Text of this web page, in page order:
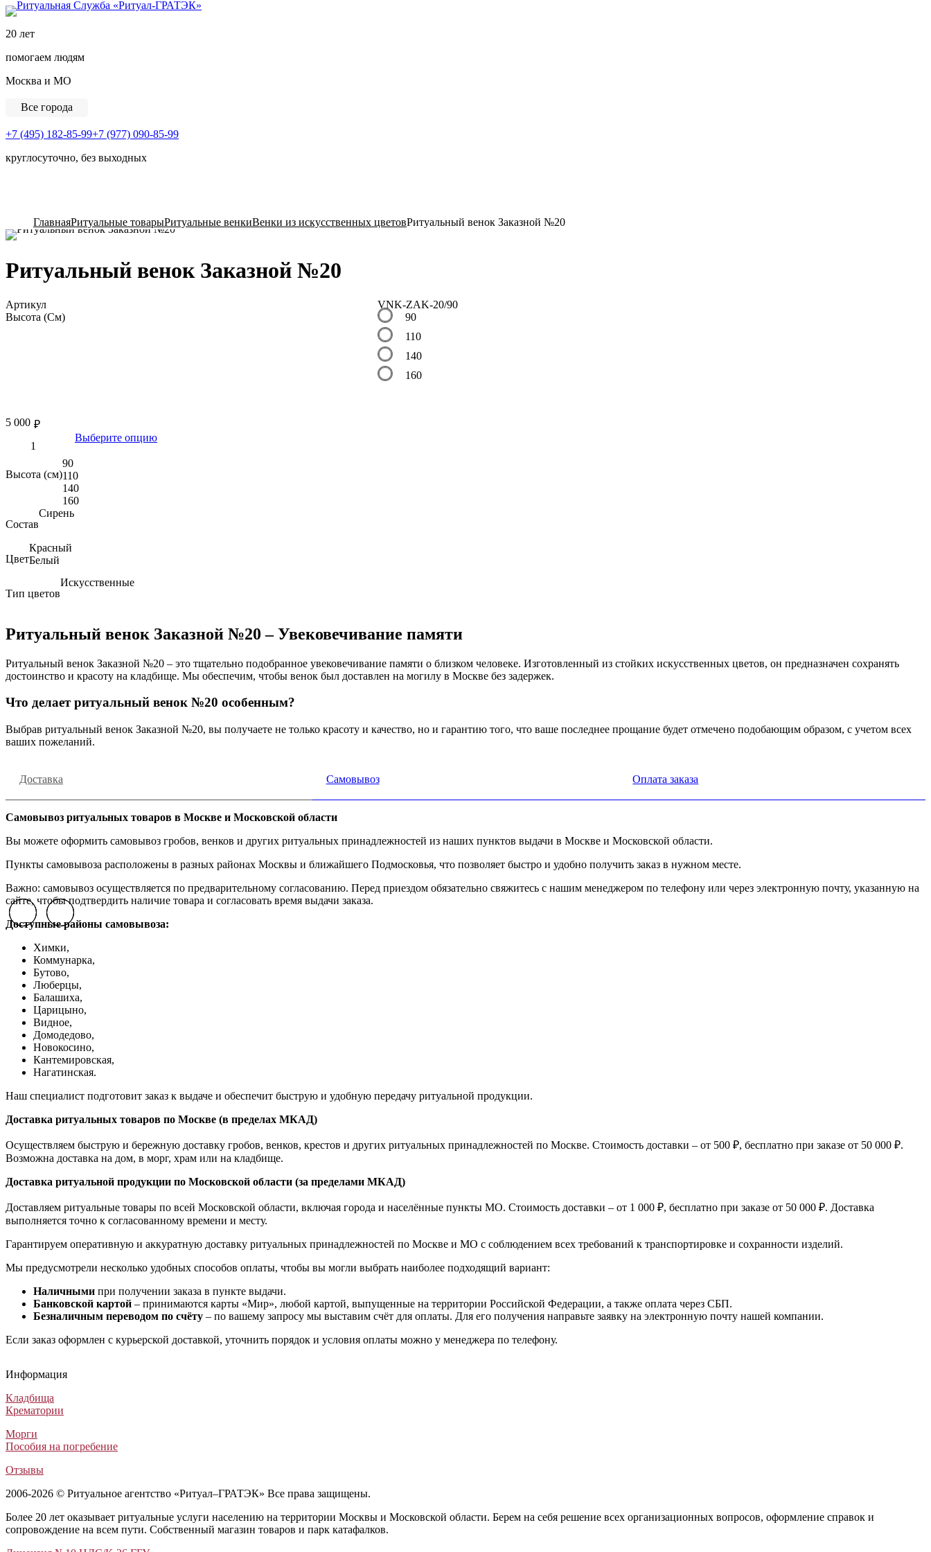
20 лет
помогаем людям
Москва и МО
Все города
+7 (495) 182-85-99+7 (977) 090-85-99
круглосуточно, без выходных
ГлавнаяРитуальные товарыРитуальные венкиВенки из искусственных цветовРитуальный венок Заказной №20
Ритуальный венок Заказной №20
Артикул
VNK-ZAK-20/90
Высота (См)
90
110
140
160
₽
5 000
Выберите опцию
Высота (см)
90
110
140
160
Состав
Сирень
Цвет
Красный
Белый
Тип цветов
Искусственные
Ритуальный венок Заказной №20 – Увековечивание памяти
Ритуальный венок Заказной №20 – это тщательно подобранное увековечивание памяти о близком человеке. Изготовленный из стойких искусственных цветов, он предназначен сохранять
достоинство и красоту на кладбище. Мы обеспечим, чтобы венок был доставлен на могилу в Москве без задержек.
Что делает ритуальный венок №20 особенным?
Выбрав ритуальный венок Заказной №20, вы получаете не только красоту и качество, но и гарантию того, что ваше последнее прощание будет отмечено подобающим образом, с учетом всех
ваших пожеланий.
Доставка Самовывоз Оплата заказа
Самовывоз ритуальных товаров в Москве и Московской области
Вы можете оформить самовывоз гробов, венков и других ритуальных принадлежностей из наших пунктов выдачи в Москве и Московской области.
Пункты самовывоза расположены в разных районах Москвы и ближайшего Подмосковья, что позволяет быстро и удобно получить заказ в нужном месте.
Важно: самовывоз осуществляется по предварительному согласованию. Перед приездом обязательно свяжитесь с нашим менеджером по телефону или через электронную почту, указанную на
сайте, чтобы подтвердить наличие товара и согласовать время выдачи заказа.
Доступные районы самовывоза:
Химки,
Коммунарка,
Бутово,
Люберцы,
Балашиха,
Царицыно,
Видное,
Домодедово,
Новокосино,
Кантемировская,
Нагатинская.
Наш специалист подготовит заказ к выдаче и обеспечит быструю и удобную передачу ритуальной продукции.
Доставка ритуальных товаров по Москве (в пределах МКАД)
Осуществляем быструю и бережную доставку гробов, венков, крестов и других ритуальных принадлежностей по Москве. Стоимость доставки – от 500 ₽, бесплатно при заказе от 50 000 ₽.
Возможна доставка на дом, в морг, храм или на кладбище.
Доставка ритуальной продукции по Московской области (за пределами МКАД)
Доставляем ритуальные товары по всей Московской области, включая города и населённые пункты МО. Стоимость доставки – от 1 000 ₽, бесплатно при заказе от 50 000 ₽. Доставка
выполняется точно к согласованному времени и месту.
Гарантируем оперативную и аккуратную доставку ритуальных принадлежностей по Москве и МО с соблюдением всех требований к транспортировке и сохранности изделий.
Мы предусмотрели несколько удобных способов оплаты, чтобы вы могли выбрать наиболее подходящий вариант:
Наличными при получении заказа в пункте выдачи.
Банковской картой – принимаются карты «Мир», любой картой, выпущенные на территории Российской Федерации, а также оплата через СБП.
Безналичным переводом по счёту – по вашему запросу мы выставим счёт для оплаты. Для его получения направьте заявку на электронную почту нашей компании.
Если заказ оформлен с курьерской доставкой, уточнить порядок и условия оплаты можно у менеджера по телефону.
Previous slideNext slide
Previous slideNext slide
Элитные гробы
Лакированные гробы
Лакированные гробы
Лакированные гробы
Previous slideNext slide
Информация
Кладбища
Крематории
Морги
Пособия на погребение
Отзывы
2006-2026 © Ритуальное агентство «Ритуал–ГРАТЭК» Все права защищены.
Более 20 лет оказывает ритуальные услуги населению на территории Москвы и Московской области. Берем на себя решение всех организационных вопросов, оформление справок и
сопровождение на всем пути. Собственный магазин товаров и парк катафалков.